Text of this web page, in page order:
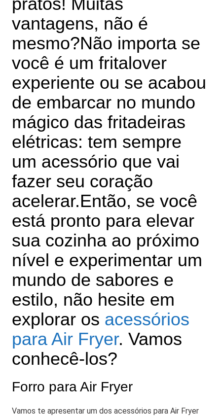
vantagens, não é
mesmo?Não importa se
você é um fritalover
experiente ou se acabou
de embarcar no mundo
mágico das fritadeiras
elétricas: tem sempre
um acessório que vai
fazer seu coração
acelerar.Então, se você
está pronto para elevar
sua cozinha ao próximo
nível e experimentar um
mundo de sabores e
estilo, não hesite em
explorar os acessórios
para Air Fryer. Vamos
conhecê-los?
Forro para Air Fryer
Vamos te apresentar um dos acessórios para Air Fryer